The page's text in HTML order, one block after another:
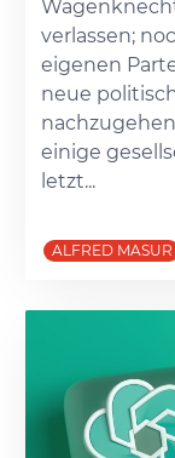
verlassen;
eigenen
neue
einige
letzt...
ALFRED MASUR